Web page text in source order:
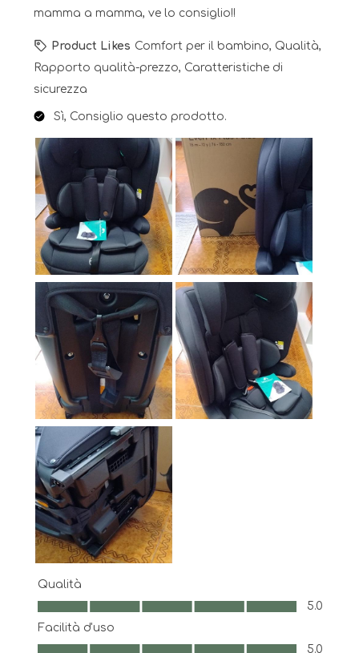
mamma a mamma, ve lo consiglio!!
Product Likes Comfort per il bambino, Qualità,
Rapporto qualità-prezzo, Caratteristiche di
sicurezza
Sì, Consiglio questo prodotto.
Qualità
Qualità, 5.0 su 5
5.0
Facilità d'uso
Facilità d'uso, 5.0 su 5
5.0